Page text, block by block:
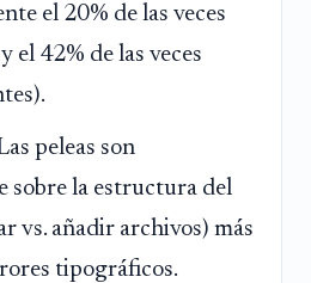
el 20% de las veces
el 42% de las veces
peleas son
sobre la estructura del
vs. añadir archivos) más
tipográficos.